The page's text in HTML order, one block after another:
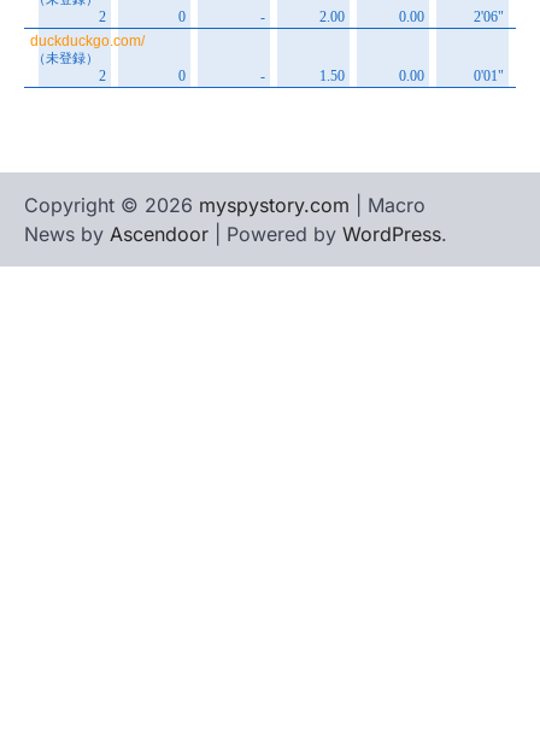
Copyright © 2026 myspystory.com | Macro
News by Ascendoor | Powered by WordPress.